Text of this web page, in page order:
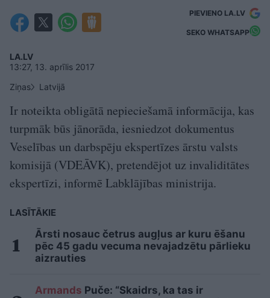
PIEVIENO LA.LV
SEKO WHATSAPP
LA.LV
13:27, 13. aprīlis 2017
Ziņas
Latvijā
Ir noteikta obligātā nepieciešamā informācija, kas
turpmāk būs jānorāda, iesniedzot dokumentus
Veselības un darbspēju ekspertīzes ārstu valsts
komisijā (VDEĀVK), pretendējot uz invaliditātes
ekspertīzi, informē Labklājības ministrija.
LASĪTĀKIE
Ārsti nosauc četrus augļus ar kuru ēšanu
pēc 45 gadu vecuma nevajadzētu pārlieku
aizrauties
Armands Puče: “Skaidrs, ka tas ir